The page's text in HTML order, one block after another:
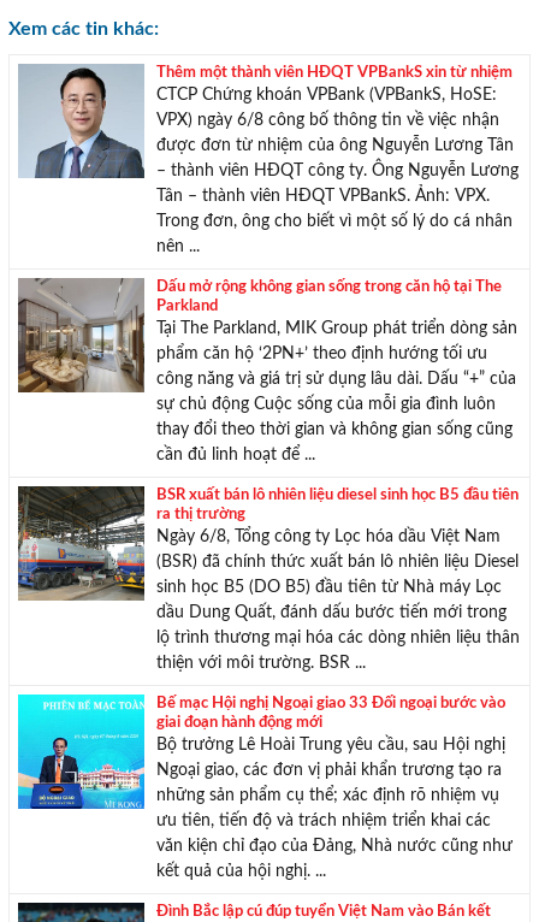
Xem các tin khác:
Thêm một thành viên HĐQT VPBankS xin từ nhiệm
CTCP Chứng khoán VPBank (VPBankS, HoSE:
VPX) ngày 6/8 công bố thông tin về việc nhận
được đơn từ nhiệm của ông Nguyễn Lương Tân
– thành viên HĐQT công ty. Ông Nguyễn Lương
Tân – thành viên HĐQT VPBankS. Ảnh: VPX.
Trong đơn, ông cho biết vì một số lý do cá nhân
nên ...
Dấu mở rộng không gian sống trong căn hộ tại The
Parkland
Tại The Parkland, MIK Group phát triển dòng sản
phẩm căn hộ ‘2PN+’ theo định hướng tối ưu
công năng và giá trị sử dụng lâu dài. Dấu “+” của
sự chủ động Cuộc sống của mỗi gia đình luôn
thay đổi theo thời gian và không gian sống cũng
cần đủ linh hoạt để ...
BSR xuất bán lô nhiên liệu diesel sinh học B5 đầu tiên
ra thị trường
Ngày 6/8, Tổng công ty Lọc hóa dầu Việt Nam
(BSR) đã chính thức xuất bán lô nhiên liệu Diesel
sinh học B5 (DO B5) đầu tiên từ Nhà máy Lọc
dầu Dung Quất, đánh dấu bước tiến mới trong
lộ trình thương mại hóa các dòng nhiên liệu thân
thiện với môi trường. BSR ...
Bế mạc Hội nghị Ngoại giao 33 Đối ngoại bước vào
giai đoạn hành động mới
Bộ trưởng Lê Hoài Trung yêu cầu, sau Hội nghị
Ngoại giao, các đơn vị phải khẩn trương tạo ra
những sản phẩm cụ thể; xác định rõ nhiệm vụ
ưu tiên, tiến độ và trách nhiệm triển khai các
văn kiện chỉ đạo của Đảng, Nhà nước cũng như
kết quả của hội nghị. ...
Đình Bắc lập cú đúp tuyển Việt Nam vào Bán kết